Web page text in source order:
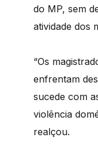
do MP, sem
atividade dos
“Os
enfrentam
sucede com
violência
realçou.